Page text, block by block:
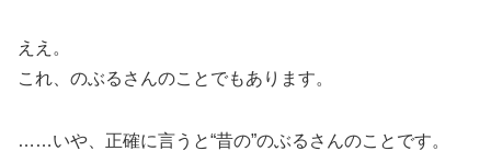
ええ。
これ、のぶるさんのことでもあります。
……いや、正確に言うと“昔の”のぶるさんのことです。